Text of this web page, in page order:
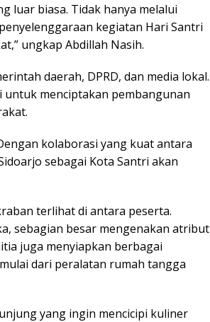
luar biasa. Tidak hanya melalui
kegiatan Hari Santri
ungkap Abdillah Nasih.
daerah, DPRD, dan media lokal.
menciptakan pembangunan
kolaborasi yang kuat antara
sebagai Kota Santri akan
terlihat di antara peserta.
sebagian besar mengenakan atribut
juga menyiapkan berbagai
dari peralatan rumah tangga
yang ingin mencicipi kuliner